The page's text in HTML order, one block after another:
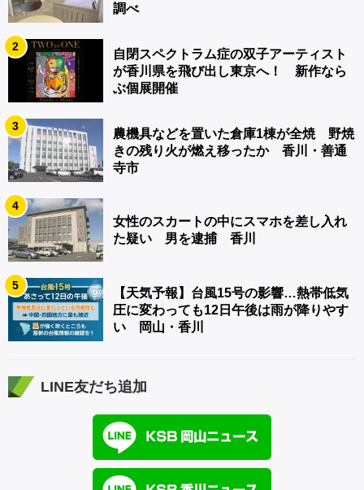
調べ
2
自閉スペクトラム症の双子アーティスト
が香川県を飛び出し東京へ！ 新作なら
ぶ個展開催
3
農機具などを置いた倉庫1棟が全焼 野焼
きの残り火が燃え移ったか 香川・善通
寺市
4
女性のスカートの中にスマホを差し入れ
た疑い 男を逮捕 香川
5
【天気予報】台風15号の影響…熱帯低気
圧に変わっても12日午後は雨が降りやす
い 岡山・香川
LINE友だち追加